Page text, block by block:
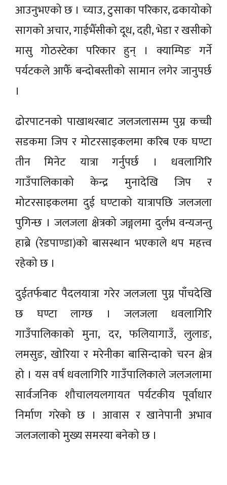
आउनुभएको छ । च्याउ, टुसाका परिकार, ढकायोको
सागको अचार, गाईभैँसीको दूध, दही, भेडा र खसीको
मासु गोठस्टेका परिकार हुन् । क्याम्पिङ गर्ने
पर्यटकले आफैँ बन्दोबस्तीको सामान लगेर जानुपर्छ
।
ढोरपाटनको पाखाथरबाट जलजलासम्म पुग्न कच्ची
सडकमा जिप र मोटरसाइकलमा करिब एक घण्टा
तीन मिनेट यात्रा गर्नुपर्छ । धवलागिरि
गाउँपालिकाको केन्द्र मुनादेखि जिप र
मोटरसाइकलमा दुई घण्टाको यात्रापछि जलजला
पुगिन्छ । जलजला क्षेत्रको जङ्गलमा दुर्लभ वन्यजन्तु
हाब्रे (रेडपाण्डा)को बासस्थान भएकाले थप महत्त्व
रहेको छ ।
दुईतर्फबाट पैदलयात्रा गरेर जलजला पुग्न पाँचदेखि
छ घण्टा लाग्छ । जलजला धवलागिरि
गाउँपालिकाको मुना, दर, फलियागाउँ, लुलाङ,
लमसुङ, खोरिया र मरेनीका बासिन्दाको चरन क्षेत्र
हो । यस वर्ष धवलागिरि गाउँपालिकाले जलजलामा
सार्वजनिक शौचालयलगायत पर्यटकीय पूर्वाधार
निर्माण गरेको छ । आवास र खानेपानी अभाव
जलजलाको मुख्य समस्या बनेको छ ।